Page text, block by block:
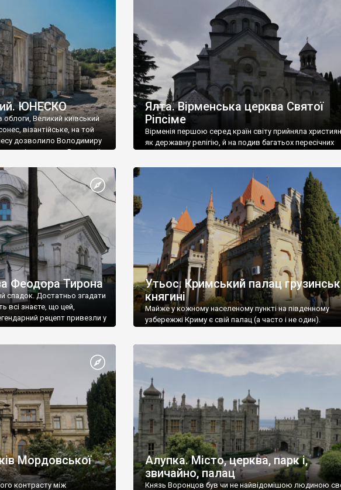
з фондів об’єкту
Таврійського».
але експерти та
[…]
називаються «повстяками» (postaki)…” “Вино. Крим
виробляє відмінне вино і його вдосталь: воно все
легке біле і дуже […]
ЮНЕСКО
облоги, Великий київський
візантійське, на той
дозволило Володимиру
імператору Василю ІІ,
Василем-
Русі. На честь
місто […]
Ялта. Вірменська церква Святої
Ріпсіме
Вірменія першою серед країн світу прийняла
як державну релігію, й на подив багатьох пересічних
Феодора Тирона
спадок. Достатньо згадати
всі знаєте, що цей,
рецепт привезли у
Утьос. Кримський палац
княгині
Майже у кожному населеному пункті на південному
узбережжі Криму є свій палац (а часто і не один).
Мордовської
контрасту між
Алупка. Місто, церква, парк і,
звичайно, палац
Князь Воронцов був чи не найвідомішою людиною